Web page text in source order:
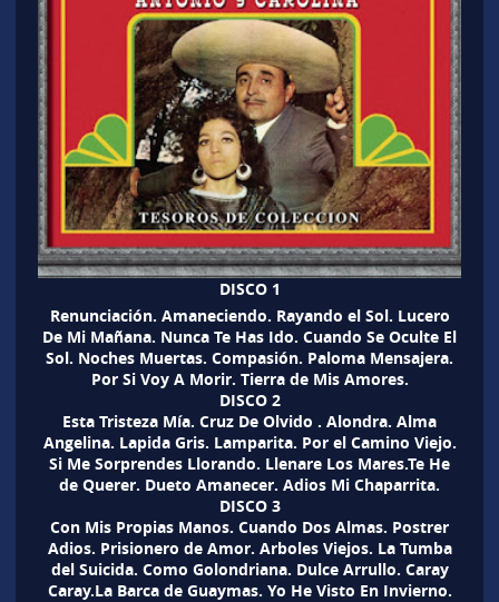
DISCO 1
Renunciación. Amaneciendo. Rayando el Sol. Lucero
De Mi Mañana. Nunca Te Has Ido. Cuando Se Oculte El
Sol. Noches Muertas. Compasión. Paloma Mensajera.
Por Si Voy A Morir. Tierra de Mis Amores.
DISCO 2
Esta Tristeza Mía. Cruz De Olvido . Alondra. Alma
Angelina. Lapida Gris. Lamparita. Por el Camino Viejo.
Si Me Sorprendes Llorando. Llenare Los Mares.Te He
de Querer. Dueto Amanecer. Adios Mi Chaparrita.
DISCO 3
Con Mis Propias Manos. Cuando Dos Almas. Postrer
Adios. Prisionero de Amor. Arboles Viejos. La Tumba
del Suicida. Como Golondriana. Dulce Arrullo. Caray
Caray.La Barca de Guaymas. Yo He Visto En Invierno.